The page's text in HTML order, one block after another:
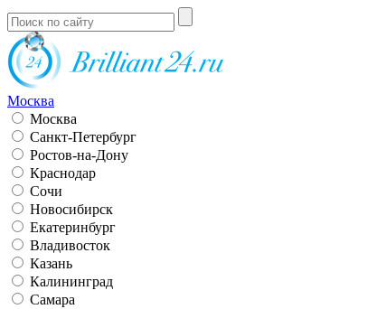
Москва
Москва
Санкт-Петербург
Ростов-на-Дону
Краснодар
Сочи
Новосибирск
Екатеринбург
Владивосток
Казань
Калининград
Самара